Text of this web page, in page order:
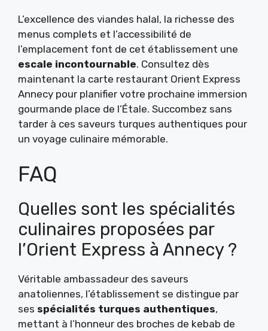
L’excellence des viandes halal, la richesse des
menus complets et l’accessibilité de
l’emplacement font de cet établissement une
escale incontournable. Consultez dès
maintenant la carte restaurant Orient Express
Annecy pour planifier votre prochaine immersion
gourmande place de l’Étale. Succombez sans
tarder à ces saveurs turques authentiques pour
un voyage culinaire mémorable.
FAQ
Quelles sont les spécialités
culinaires proposées par
l’Orient Express à Annecy ?
Véritable ambassadeur des saveurs
anatoliennes, l’établissement se distingue par
ses spécialités turques authentiques,
mettant à l’honneur des broches de kebab de